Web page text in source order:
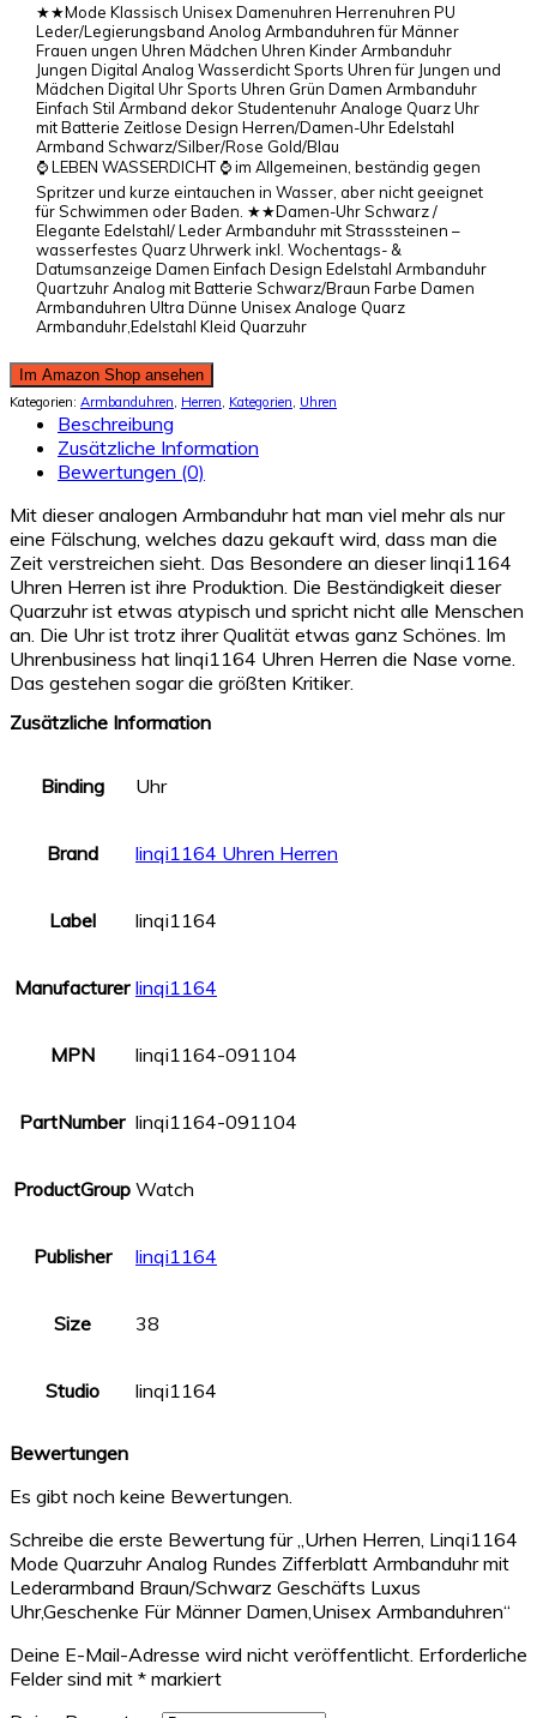
★★Mode Klassisch Unisex Damenuhren Herrenuhren PU
Leder/Legierungsband Anolog Armbanduhren für Männer
Frauen ungen Uhren Mädchen Uhren Kinder Armbanduhr
Jungen Digital Analog Wasserdicht Sports Uhren für Jungen und
Mädchen Digital Uhr Sports Uhren Grün Damen Armbanduhr
Einfach Stil Armband dekor Studentenuhr Analoge Quarz Uhr
mit Batterie Zeitlose Design Herren/Damen-Uhr Edelstahl
Armband Schwarz/Silber/Rose Gold/Blau
⌚ LEBEN WASSERDICHT ⌚ im Allgemeinen, beständig gegen
Spritzer und kurze eintauchen in Wasser, aber nicht geeignet
für Schwimmen oder Baden. ★★Damen-Uhr Schwarz /
Elegante Edelstahl/ Leder Armbanduhr mit Strasssteinen –
wasserfestes Quarz Uhrwerk inkl. Wochentags- &
Datumsanzeige Damen Einfach Design Edelstahl Armbanduhr
Quartzuhr Analog mit Batterie Schwarz/Braun Farbe Damen
Armbanduhren Ultra Dünne Unisex Analoge Quarz
Armbanduhr,Edelstahl Kleid Quarzuhr
Im Amazon Shop ansehen
Kategorien: Armbanduhren, Herren, Kategorien, Uhren
Beschreibung
Zusätzliche Information
Bewertungen (0)
Mit dieser analogen Armbanduhr hat man viel mehr als nur
eine Fälschung, welches dazu gekauft wird, dass man die
Zeit verstreichen sieht. Das Besondere an dieser linqi1164
Uhren Herren ist ihre Produktion. Die Beständigkeit dieser
Quarzuhr ist etwas atypisch und spricht nicht alle Menschen
an. Die Uhr ist trotz ihrer Qualität etwas ganz Schönes. Im
Uhrenbusiness hat linqi1164 Uhren Herren die Nase vorne.
Das gestehen sogar die größten Kritiker.
Zusätzliche Information
Binding Uhr
Brand linqi1164 Uhren Herren
Label linqi1164
Manufacturer linqi1164
MPN linqi1164-091104
PartNumber linqi1164-091104
ProductGroup Watch
Publisher linqi1164
Size 38
Studio linqi1164
Bewertungen
Es gibt noch keine Bewertungen.
Schreibe die erste Bewertung für „Urhen Herren, Linqi1164
Mode Quarzuhr Analog Rundes Zifferblatt Armbanduhr mit
Lederarmband Braun/Schwarz Geschäfts Luxus
Uhr,Geschenke Für Männer Damen,Unisex Armbanduhren“
Deine E-Mail-Adresse wird nicht veröffentlicht. Erforderliche
Felder sind mit * markiert